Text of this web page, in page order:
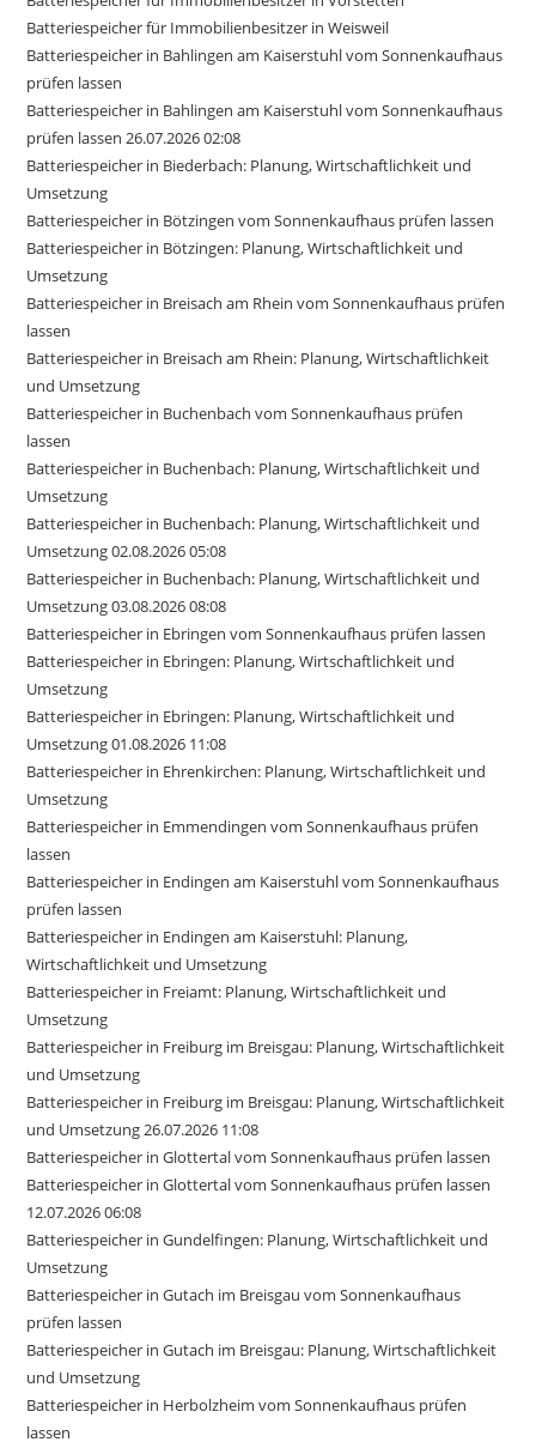
Batteriespeicher für Immobilienbesitzer in Weisweil
Batteriespeicher in Bahlingen am Kaiserstuhl vom Sonnenkaufhaus
prüfen lassen
Batteriespeicher in Bahlingen am Kaiserstuhl vom Sonnenkaufhaus
prüfen lassen 26.07.2026 02:08
Batteriespeicher in Biederbach: Planung, Wirtschaftlichkeit und
Umsetzung
Batteriespeicher in Bötzingen vom Sonnenkaufhaus prüfen lassen
Batteriespeicher in Bötzingen: Planung, Wirtschaftlichkeit und
Umsetzung
Batteriespeicher in Breisach am Rhein vom Sonnenkaufhaus prüfen
lassen
Batteriespeicher in Breisach am Rhein: Planung, Wirtschaftlichkeit
und Umsetzung
Batteriespeicher in Buchenbach vom Sonnenkaufhaus prüfen
lassen
Batteriespeicher in Buchenbach: Planung, Wirtschaftlichkeit und
Umsetzung
Batteriespeicher in Buchenbach: Planung, Wirtschaftlichkeit und
Umsetzung 02.08.2026 05:08
Batteriespeicher in Buchenbach: Planung, Wirtschaftlichkeit und
Umsetzung 03.08.2026 08:08
Batteriespeicher in Ebringen vom Sonnenkaufhaus prüfen lassen
Batteriespeicher in Ebringen: Planung, Wirtschaftlichkeit und
Umsetzung
Batteriespeicher in Ebringen: Planung, Wirtschaftlichkeit und
Umsetzung 01.08.2026 11:08
Batteriespeicher in Ehrenkirchen: Planung, Wirtschaftlichkeit und
Umsetzung
Batteriespeicher in Emmendingen vom Sonnenkaufhaus prüfen
lassen
Batteriespeicher in Endingen am Kaiserstuhl vom Sonnenkaufhaus
prüfen lassen
Batteriespeicher in Endingen am Kaiserstuhl: Planung,
Wirtschaftlichkeit und Umsetzung
Batteriespeicher in Freiamt: Planung, Wirtschaftlichkeit und
Umsetzung
Batteriespeicher in Freiburg im Breisgau: Planung, Wirtschaftlichkeit
und Umsetzung
Batteriespeicher in Freiburg im Breisgau: Planung, Wirtschaftlichkeit
und Umsetzung 26.07.2026 11:08
Batteriespeicher in Glottertal vom Sonnenkaufhaus prüfen lassen
Batteriespeicher in Glottertal vom Sonnenkaufhaus prüfen lassen
12.07.2026 06:08
Batteriespeicher in Gundelfingen: Planung, Wirtschaftlichkeit und
Umsetzung
Batteriespeicher in Gutach im Breisgau vom Sonnenkaufhaus
prüfen lassen
Batteriespeicher in Gutach im Breisgau: Planung, Wirtschaftlichkeit
und Umsetzung
Batteriespeicher in Herbolzheim vom Sonnenkaufhaus prüfen
lassen